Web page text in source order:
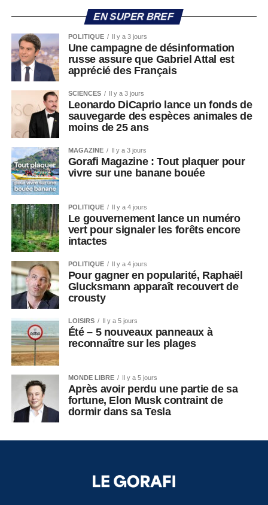
EN SUPER BREF
POLITIQUE Il y a 3 jours
Une campagne de désinformation
russe assure que Gabriel Attal est
apprécié des Français
SCIENCES Il y a 3 jours
Leonardo DiCaprio lance un fonds de
sauvegarde des espèces animales de
moins de 25 ans
MAGAZINE Il y a 3 jours
Gorafi Magazine : Tout plaquer pour
vivre sur une banane bouée
POLITIQUE Il y a 4 jours
Le gouvernement lance un numéro
vert pour signaler les forêts encore
intactes
POLITIQUE Il y a 4 jours
Pour gagner en popularité, Raphaël
Glucksmann apparaît recouvert de
crousty
LOISIRS Il y a 5 jours
Été – 5 nouveaux panneaux à
reconnaître sur les plages
MONDE LIBRE Il y a 5 jours
Après avoir perdu une partie de sa
fortune, Elon Musk contraint de
dormir dans sa Tesla